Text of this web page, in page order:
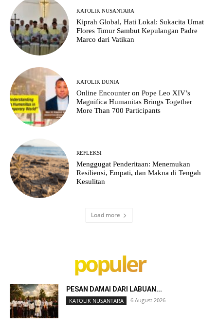
KATOLIK NUSANTARA
Kiprah Global, Hati Lokal: Sukacita Umat
Flores Timur Sambut Kepulangan Padre
Marco dari Vatikan
KATOLIK DUNIA
Online Encounter on Pope Leo XIV’s
Magnifica Humanitas Brings Together
More Than 700 Participants
REFLEKSI
Menggugat Penderitaan: Menemukan
Resiliensi, Empati, dan Makna di Tengah
Kesulitan
Load more
populer
PESAN DAMAI DARI LABUAN...
KATOLIK NUSANTARA 6 August 2026